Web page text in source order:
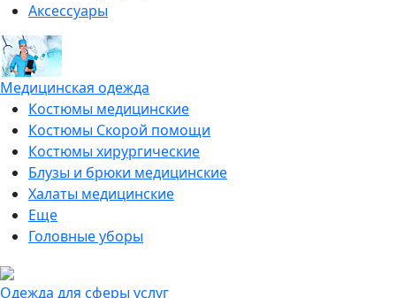
Аксессуары
Медицинская одежда
Костюмы медицинские
Костюмы Скорой помощи
Костюмы хирургические
Блузы и брюки медицинские
Халаты медицинские
Еще
Головные уборы
Одежда для сферы услуг